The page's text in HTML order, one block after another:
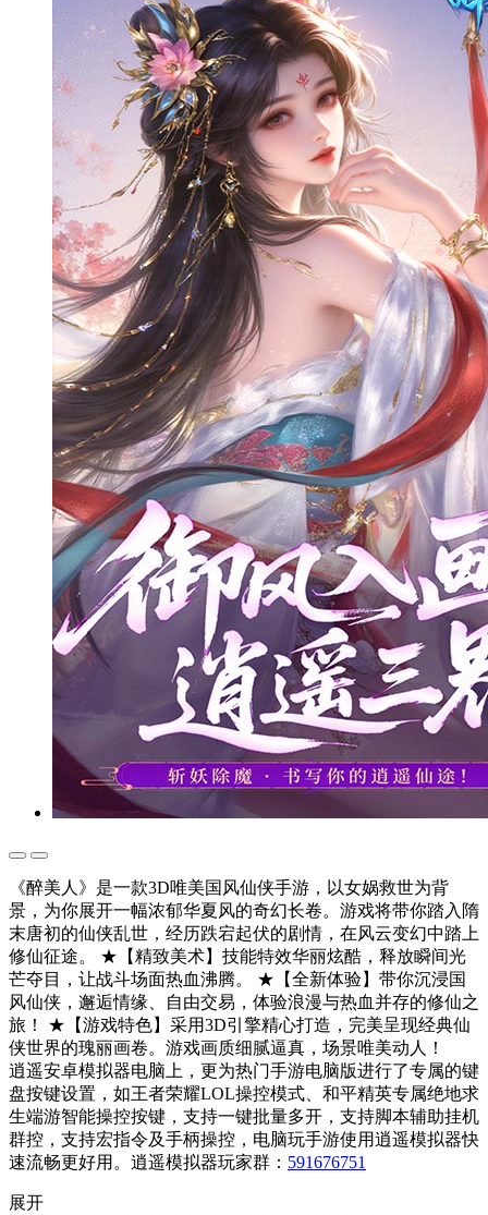
《醉美人》是一款3D唯美国风仙侠手游，以女娲救世为背
景，为你展开一幅浓郁华夏风的奇幻长卷。游戏将带你踏入隋
末唐初的仙侠乱世，经历跌宕起伏的剧情，在风云变幻中踏上
修仙征途。 ★【精致美术】技能特效华丽炫酷，释放瞬间光
芒夺目，让战斗场面热血沸腾。 ★【全新体验】带你沉浸国
风仙侠，邂逅情缘、自由交易，体验浪漫与热血并存的修仙之
旅！ ★【游戏特色】采用3D引擎精心打造，完美呈现经典仙
侠世界的瑰丽画卷。游戏画质细腻逼真，场景唯美动人！
逍遥安卓模拟器电脑上，更为热门手游电脑版进行了专属的键
盘按键设置，如王者荣耀LOL操控模式、和平精英专属绝地求
生端游智能操控按键，支持一键批量多开，支持脚本辅助挂机
群控，支持宏指令及手柄操控，电脑玩手游使用逍遥模拟器快
速流畅更好用。逍遥模拟器玩家群： 591676751
展开